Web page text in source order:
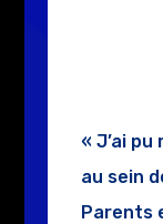
« J’ai
au sein
Parents